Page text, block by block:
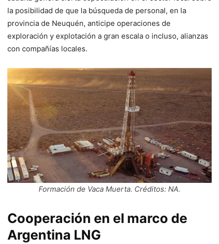
la posibilidad de que la búsqueda de personal, en la
provincia de Neuquén, anticipe operaciones de
exploración y explotación a gran escala o incluso, alianzas
con compañías locales.
Formación de Vaca Muerta. Créditos: NA.
Cooperación en el marco de
Argentina LNG